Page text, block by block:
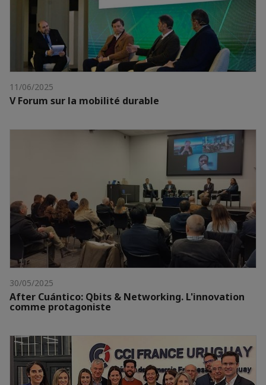
11/06/2025
V Forum sur la mobilité durable
30/05/2025
After Cuántico: Qbits & Networking. L'innovation
comme protagoniste